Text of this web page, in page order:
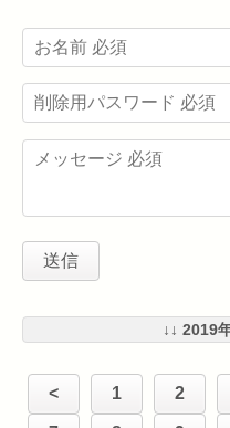
↓↓ 2019
< 1 2